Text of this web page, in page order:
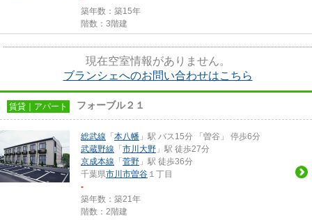
築年数：築15年
階数：3階建
現在空室情報がありません。
ブランシェへのお問い合わせはこちら
賃貸｜アパート フォーブル２１
総武線 「 本八幡 」駅 バス15分 「曽谷」 停歩6分
武蔵野線 「 市川大野 」駅 徒歩27分
京成本線 「 菅野 」駅 徒歩36分
千葉県市川市曽谷 １丁目
-
築年数：築21年
階数：2階建